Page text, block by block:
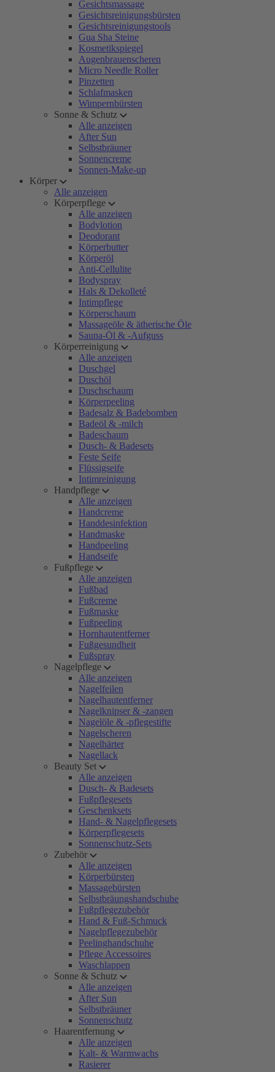
Gesichtsmassage
Gesichtsreinigungsbürsten
Gesichtsreinigungstools
Gua Sha Steine
Kosmetikspiegel
Augenbrauenscheren
Micro Needle Roller
Pinzetten
Schlafmasken
Wimpernbürsten
Sonne & Schutz
Alle anzeigen
After Sun
Selbstbräuner
Sonnencreme
Sonnen-Make-up
Körper
Alle anzeigen
Körperpflege
Alle anzeigen
Bodylotion
Deodorant
Körperbutter
Körperöl
Anti-Cellulite
Bodyspray
Hals & Dekolleté
Intimpflege
Körperschaum
Massageöle & ätherische Öle
Sauna-Öl & -Aufguss
Körperreinigung
Alle anzeigen
Duschgel
Duschöl
Duschschaum
Körperpeeling
Badesalz & Badebomben
Badeöl & -milch
Badeschaum
Dusch- & Badesets
Feste Seife
Flüssigseife
Intimreinigung
Handpflege
Alle anzeigen
Handcreme
Handdesinfektion
Handmaske
Handpeeling
Handseife
Fußpflege
Alle anzeigen
Fußbad
Fußcreme
Fußmaske
Fußpeeling
Hornhautentferner
Fußgesundheit
Fußspray
Nagelpflege
Alle anzeigen
Nagelfeilen
Nagelhautentferner
Nagelknipser & -zangen
Nagelöle & -pflegestifte
Nagelscheren
Nagelhärter
Nagellack
Beauty Set
Alle anzeigen
Dusch- & Badesets
Fußpflegesets
Geschenksets
Hand- & Nagelpflegesets
Körperpflegesets
Sonnenschutz-Sets
Zubehör
Alle anzeigen
Körperbürsten
Massagebürsten
Selbstbräungshandschuhe
Fußpflegezubehör
Hand & Fuß-Schmuck
Nagelpflegezubehör
Peelinghandschuhe
Pflege Accessoires
Waschlappen
Sonne & Schutz
Alle anzeigen
After Sun
Selbstbräuner
Sonnenschutz
Haarentfernung
Alle anzeigen
Kalt- & Warmwachs
Rasierer